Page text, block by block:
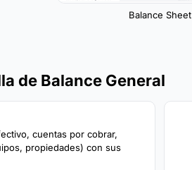
Balance Sheet
de Balance General
cuentas por cobrar,
propiedades) con sus